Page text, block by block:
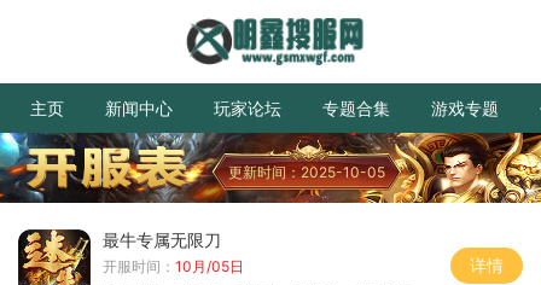
主页 新闻中心 玩家论坛 专题合集 游戏专题
更新时间：2025-10-05
最牛专属无限刀
开服时间： 10月/05日
详情